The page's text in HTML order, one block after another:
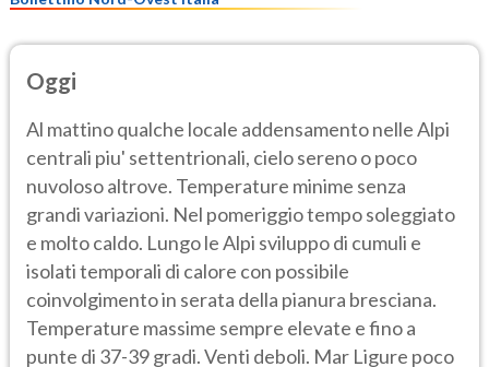
Oggi
Al mattino qualche locale addensamento nelle Alpi
centrali piu' settentrionali, cielo sereno o poco
nuvoloso altrove. Temperature minime senza
grandi variazioni. Nel pomeriggio tempo soleggiato
e molto caldo. Lungo le Alpi sviluppo di cumuli e
isolati temporali di calore con possibile
coinvolgimento in serata della pianura bresciana.
Temperature massime sempre elevate e fino a
punte di 37-39 gradi. Venti deboli. Mar Ligure poco